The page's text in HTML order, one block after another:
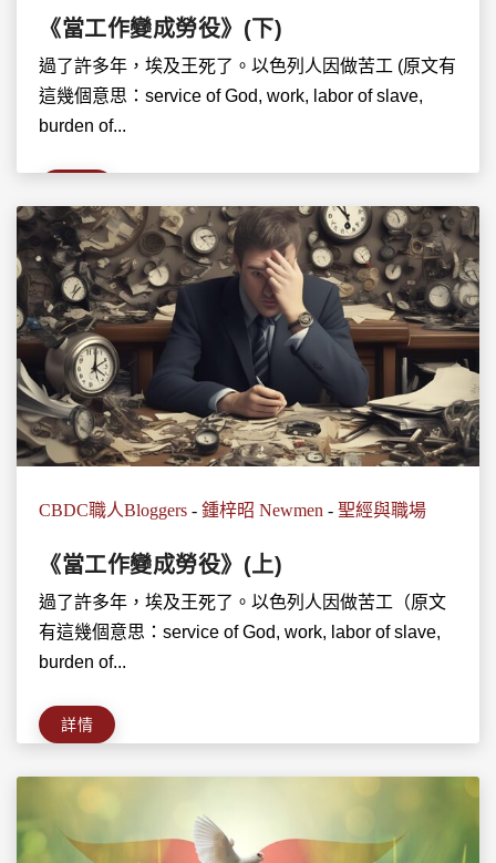
《當工作變成勞役》(下)
過了許多年，埃及王死了。以色列人因做苦工 (原文有
這幾個意思：service of God, work, labor of slave,
burden of...
CBDC職人Bloggers - 鍾梓昭 Newmen - 聖經與職場
《當工作變成勞役》(上)
過了許多年，埃及王死了。以色列人因做苦工（原文
有這幾個意思：service of God, work, labor of slave,
burden of...
詳情